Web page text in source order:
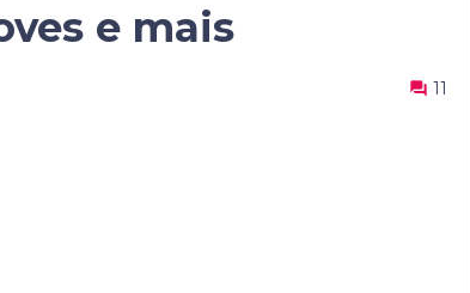
e mais
11